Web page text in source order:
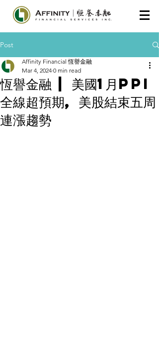
Post
恆譽金融 | 美國1月PPI
全線超預期, 美股結束五周
連漲趨勢
Affinity Financial 恆譽金融
Mar 4, 2024 0 min read